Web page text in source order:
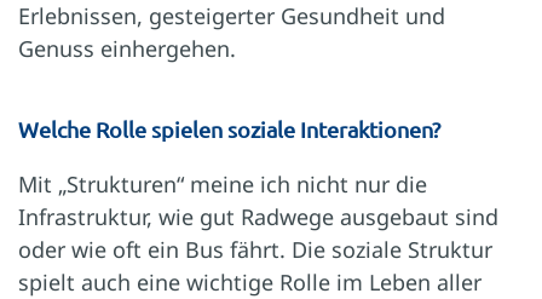
Erlebnissen, gesteigerter Gesundheit und
Genuss einhergehen.
Welche Rolle spielen soziale Interaktionen?
Mit „Strukturen“ meine ich nicht nur die
Infrastruktur, wie gut Radwege ausgebaut sind
oder wie oft ein Bus fährt. Die soziale Struktur
spielt auch eine wichtige Rolle im Leben aller